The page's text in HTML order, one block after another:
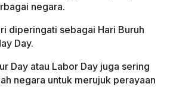
negara.
diperingati sebagai Hari Buruh
Day.
Day atau Labor Day juga sering
negara untuk merujuk perayaan